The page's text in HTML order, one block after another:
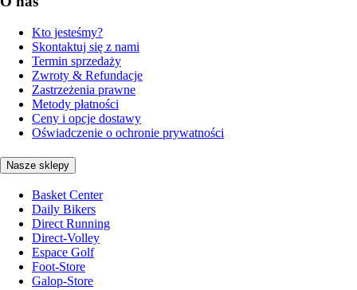
Kto jesteśmy?
Skontaktuj się z nami
Termin sprzedaży
Zwroty & Refundacje
Zastrzeżenia prawne
Metody płatności
Ceny i opcje dostawy
Oświadczenie o ochronie prywatności
Nasze sklepy
Basket Center
Daily Bikers
Direct Running
Direct-Volley
Espace Golf
Foot-Store
Galop-Store